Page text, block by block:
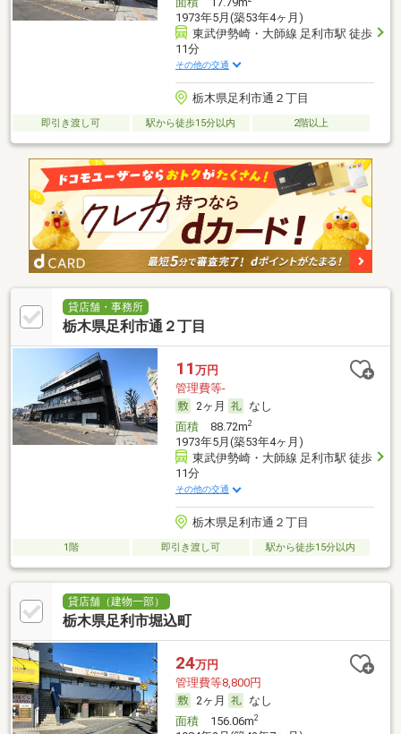
1973年5月(築53年4ヶ月)
東武伊勢崎・大師線 足利市駅 徒歩
11分
その他の交通
栃木県足利市通２丁目
即引き渡し可 駅から徒歩15分以内 2階以上
貸店舗・事務所
栃木県足利市通２丁目
11 万円
管理費等-
2ヶ月
なし
面積88.72m2
1973年5月(築53年4ヶ月)
東武伊勢崎・大師線 足利市駅 徒歩
11分
その他の交通
栃木県足利市通２丁目
1階 即引き渡し可 駅から徒歩15分以内
貸店舗（建物一部）
栃木県足利市堀込町
24万円
管理費等8,800円
2ヶ月
なし
面積156.06m2